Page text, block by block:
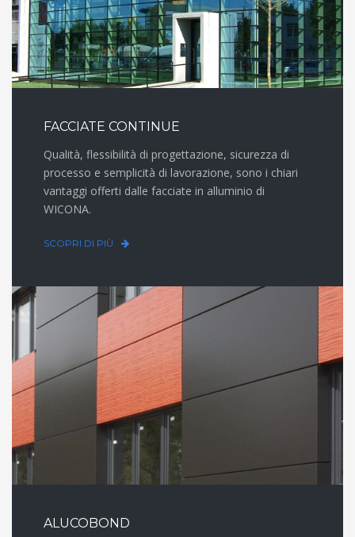
FACCIATE CONTINUE
Qualità, flessibilità di progettazione, sicurezza di
processo e semplicità di lavorazione, sono i chiari
vantaggi offerti dalle facciate in alluminio di
WICONA.
SCOPRI DI PIÙ
ALUCOBOND